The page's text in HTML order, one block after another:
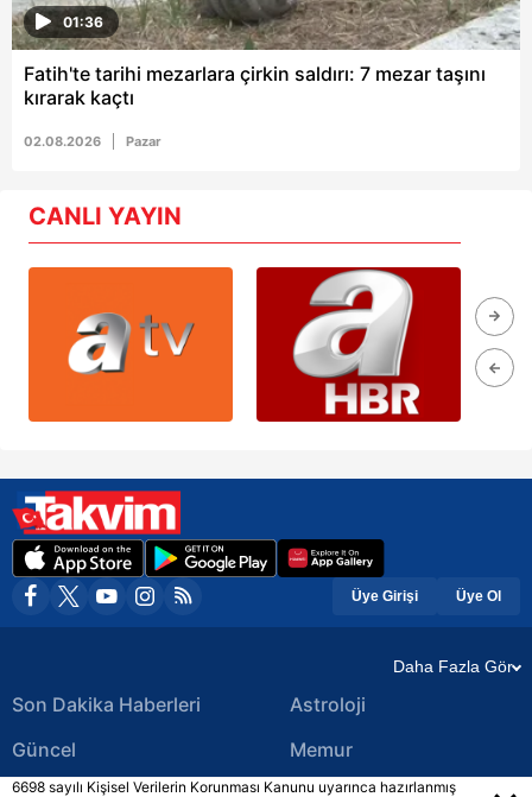
01:36
Fatih'te tarihi mezarlara çirkin saldırı: 7 mezar taşını
kırarak kaçtı
02.08.2026 Pazar
CANLI YAYIN
Üye Girişi Üye Ol
Daha Fazla Gör
Son Dakika Haberleri
Güncel
Astroloji
Memur
6698 sayılı Kişisel Verilerin Korunması Kanunu uyarınca hazırlanmış